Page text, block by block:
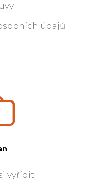
údajů
vyřídit